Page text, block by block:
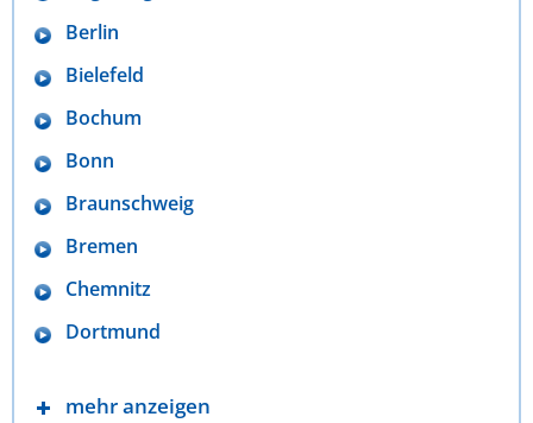
Berlin
Bielefeld
Bochum
Bonn
Braunschweig
Bremen
Chemnitz
Dortmund
mehr anzeigen